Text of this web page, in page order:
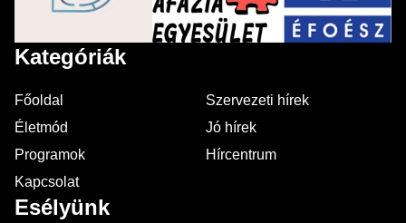
Kategóriák
Főoldal
Szervezeti hírek
Életmód
Jó hírek
Programok
Hírcentrum
Kapcsolat
Esélyünk